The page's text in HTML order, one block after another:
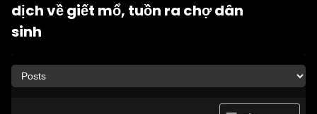
dịch về giết mổ, tuồn ra chợ dân
sinh